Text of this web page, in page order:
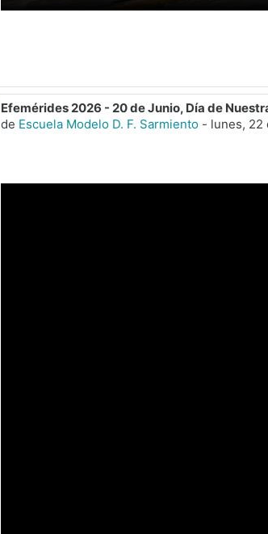
Efemérides 2026 - 20 de Junio, Día de
de Escuela Modelo D. F. Sarmiento- lunes, 22